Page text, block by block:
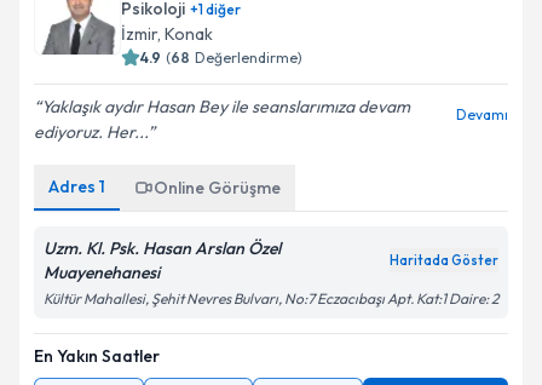
Psikoloji +1diğer
İzmir, Konak
4.9 (68 Değerlendirme)
Yaklaşık aydır Hasan Bey ile seanslarımıza devam
ediyoruz. Her...
Devamı
Adres 1 Online Görüşme
Uzm. Kl. Psk. Hasan Arslan Özel
Muayenehanesi
Haritada Göster
Kültür Mahallesi, Şehit Nevres Bulvarı, No:7 Eczacıbaşı Apt. Kat:1 Daire: 2
En Yakın Saatler